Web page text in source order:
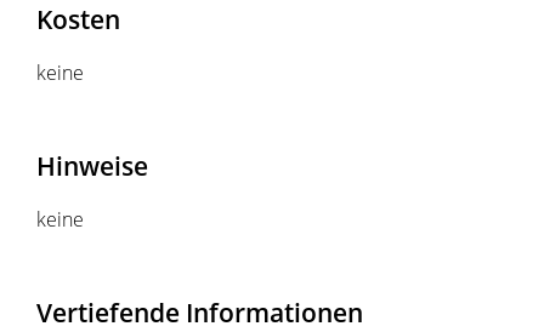
Kosten
keine
Hinweise
keine
Vertiefende Informationen